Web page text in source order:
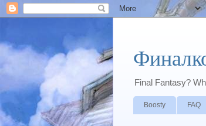
Final Fantasy?
Boosty FAQ